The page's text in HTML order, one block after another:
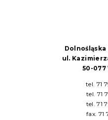
ul.
50-077
tel. 71
tel. 71
tel. 71
fax. 71